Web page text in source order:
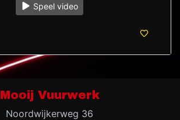
Speel video
Mooij Vuurwerk
Noordwijkerweg 36